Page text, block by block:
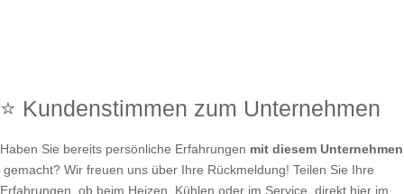
⭐ Kundenstimmen zum Unternehmen
Haben Sie bereits persönliche Erfahrungen mit diesem Unternehmen
gemacht? Wir freuen uns über Ihre Rückmeldung! Teilen Sie Ihre
Erfahrungen, ob beim Heizen, Kühlen oder im Service, direkt hier im